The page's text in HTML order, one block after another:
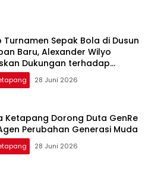
Turnamen Sepak Bola di Dusun
Baru, Alexander Wilyo
Dukungan terhadap
Atlet
28 Juni 2026
Ketapang Dorong Duta GenRe
Perubahan Generasi Muda
28 Juni 2026